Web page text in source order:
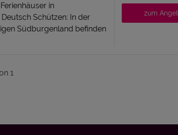
in
Schützen: In der
Südburgenland befinden
zum
1